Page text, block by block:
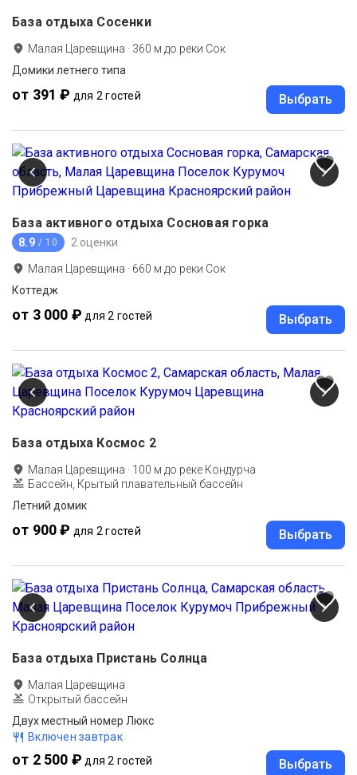
База отдыха Сосенки
Малая Царевщина · 360 м до реки Сок
Домики летнего типа
от 391 ₽ для 2 гостей Выбрать
База активного отдыха Сосновая горка
8.9 / 10 2 оценки
Малая Царевщина · 660 м до реки Сок
Коттедж
от 3 000 ₽ для 2 гостей Выбрать
База отдыха Космос 2
Малая Царевщина · 100 м до реке Кондурча
Бассейн, Крытый плавательный бассейн
Летний домик
от 900 ₽ для 2 гостей Выбрать
База отдыха Пристань Солнца
Малая Царевщина
Открытый бассейн
Двух местный номер Люкс
Включен завтрак
от 2 500 ₽ для 2 гостей Выбрать